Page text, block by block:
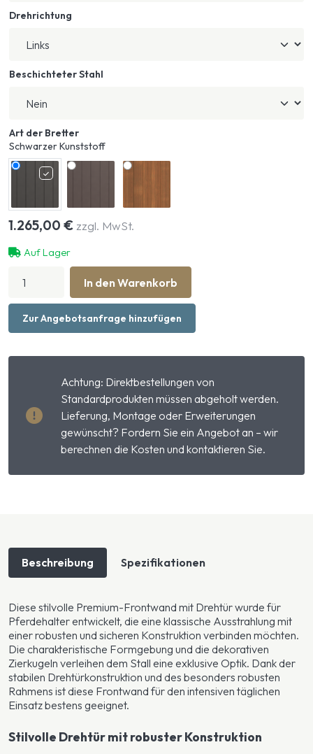
Drehrichtung
Beschichteter Stahl
Art der Bretter
Schwarzer Kunststoff
1.265,00 € zzgl. MwSt.
Auf Lager
Premium
niedrig
mit
Menge
In den Warenkorb
Zur Angebotsanfrage hinzufügen
Achtung: Direktbestellungen von
Standardprodukten müssen abgeholt werden.
Lieferung, Montage oder Erweiterungen
gewünscht? Fordern Sie ein Angebot an – wir
berechnen die Kosten und kontaktieren Sie.
Beschreibung Spezifikationen
Diese stilvolle Premium-Frontwand mit Drehtür wurde für
Pferdehalter entwickelt, die eine klassische Ausstrahlung mit
einer robusten und sicheren Konstruktion verbinden möchten.
Die charakteristische Formgebung und die dekorativen
Zierkugeln verleihen dem Stall eine exklusive Optik. Dank der
stabilen Drehtürkonstruktion und des besonders robusten
Rahmens ist diese Frontwand für den intensiven täglichen
Einsatz bestens geeignet.
Stilvolle Drehtür mit robuster Konstruktion